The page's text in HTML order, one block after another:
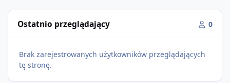
Ostatnio przeglądający 0
Brak zarejestrowanych użytkowników przeglądających
tę stronę.